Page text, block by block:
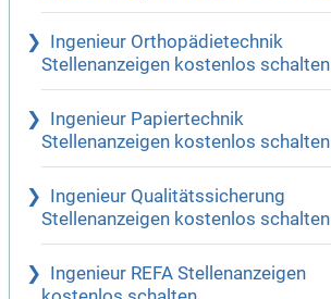
Ingenieur Orthopädietechnik
Stellenanzeigen kostenlos schalten
Ingenieur Papiertechnik
Stellenanzeigen kostenlos schalten
Ingenieur Qualitätssicherung
Stellenanzeigen kostenlos schalten
Ingenieur REFA Stellenanzeigen